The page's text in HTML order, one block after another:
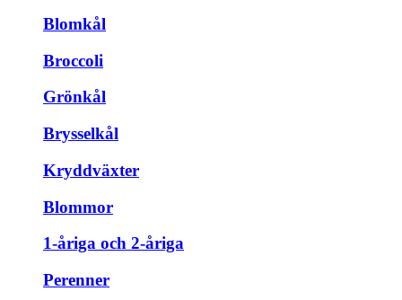
Blomkål
Broccoli
Grönkål
Brysselkål
Kryddväxter
Blommor
1-åriga och 2-åriga
Perenner